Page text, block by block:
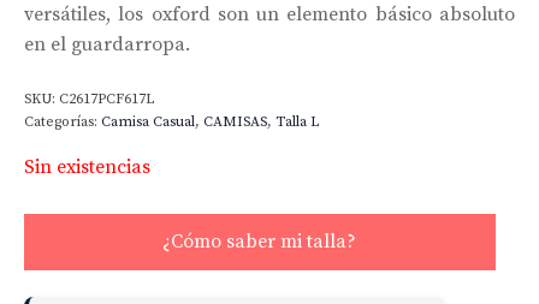
versátiles, los oxford son un elemento básico absoluto
en el guardarropa.
SKU: C2617PCF617L
Categorías: Camisa Casual, CAMISAS, Talla L
Sin existencias
¿Cómo saber mi talla?